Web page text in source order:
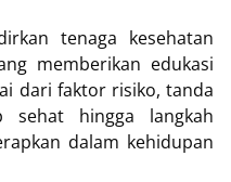
tenaga kesehatan
memberikan edukasi
dari faktor risiko, tanda
sehat hingga langkah
dalam kehidupan